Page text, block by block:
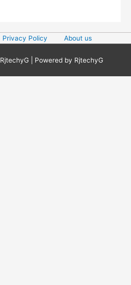
Privacy Policy About us
RjtechyG| Powered by RjtechyG